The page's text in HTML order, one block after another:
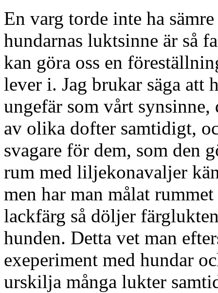
En varg torde inte ha
hundarnas luktsinne är så
kan göra oss en
lever i. Jag brukar säga att
ungefär som vårt
av olika dofter samtidigt,
svagare för dem, som den
rum med liljekonavaljer
men har man målat
lackfärg så döljer
hunden. Detta vet man
exeperiment med hundar
urskilja många lukter